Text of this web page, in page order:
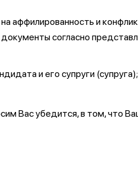
аффилированность и
согласно
и его супруги (супруга);
Вас убедится, в том, что